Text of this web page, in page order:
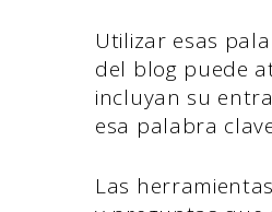
Utilizar esas
del blog puede
incluyan su
esa palabra
Las